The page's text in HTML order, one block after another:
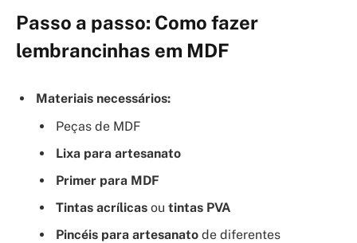
Passo a passo: Como fazer
lembrancinhas em MDF
Materiais necessários:
Peças de MDF
Lixa para artesanato
Primer para MDF
Tintas acrílicas ou tintas PVA
Pincéis para artesanato de diferentes